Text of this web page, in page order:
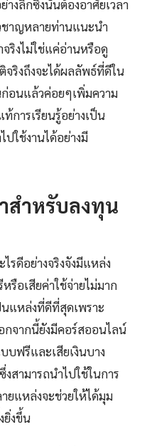
างลึกซึ้งนั้นต้องอาศัยเวลา
ชาญหลายท่านแนะนำ
ริงไม่ใช่แค่อ่านหรือดู
จริงถึงจะได้ผลลัพธ์ที่ดีใน
ก่อนแล้วค่อยๆเพิ่มความ
การเรียนรู้อย่างเป็น
ใช้งานได้อย่างมี
สำหรับลงทุน
รดีอย่างจริงจังมีแหล่ง
รือเสียค่าใช้จ่ายไม่มาก
นแหล่งที่ดีที่สุดเพราะ
จากนี้ยังมีคอร์สออนไลน์
บฟรีและเสียเงินบาง
สามารถนำไปใช้ในการ
ยแหล่งจะช่วยให้ได้มุม
ยิ่งขึ้น